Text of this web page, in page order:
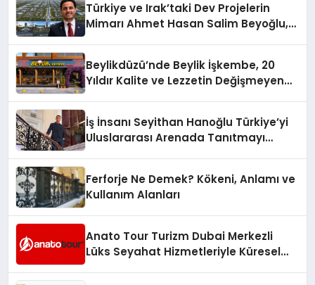
Türkiye ve Irak’taki Dev Projelerin
Mimarı Ahmet Hasan Salim Beyoğlu,
Hayata Geçirecek
Beylikdüzü’nde Beylik İşkembe, 20
Yıldır Kalite ve Lezzetin Değişmeyen
İş İnsanı Seyithan Hanoğlu Türkiye’yi
Uluslararası Arenada Tanıtmayı
Ferforje Ne Demek? Kökeni, Anlamı ve
Kullanım Alanları
Anato Tour Turizm Dubai Merkezli
Lüks Seyahat Hizmetleriyle Küresel